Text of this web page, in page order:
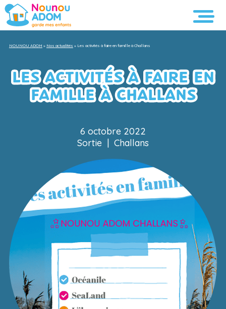
NOUNOU ADOM » Nos actualités » Les activités à faire en famille à Challans
LES ACTIVITÉS À FAIRE EN
FAMILLE À CHALLANS
6 octobre 2022
Sortie | Challans